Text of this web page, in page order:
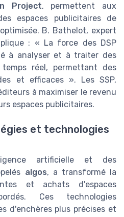
Project, permettent aux
espaces publicitaires de
B. Bathelot, expert
: « La force des DSP
à analyser et à traiter des
réel, permettant des
et efficaces ». Les SSP,
à maximiser le revenu
espaces publicitaires.
et technologies
artificielle et des
algos, a transformé la
et achats d'espaces
Ces technologies
d'enchères plus précises et